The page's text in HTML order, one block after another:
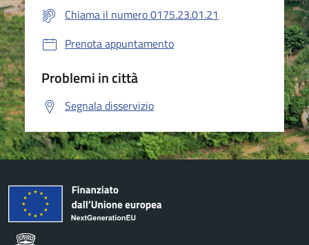
Chiama il numero 0175.23.01.21
Prenota appuntamento
Problemi in città
Segnala disservizio